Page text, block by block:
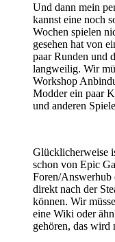
Und dann mein
kannst eine noch
Wochen spielen
gesehen hat von
paar Runden und
langweilig. Wir
Workshop
Modder ein paar
und anderen
Glücklicherweise
schon von Epic
Foren/Answerhub
direkt nach der
können. Wir
eine Wiki oder
gehören, das wird